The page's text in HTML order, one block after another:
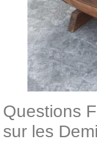
Questions
sur les